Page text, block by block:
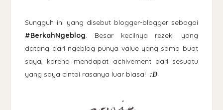
Sungguh ini yang disebut blogger-blogger sebagai
#BerkahNgeblog. Besar kecilnya rezeki yang
datang dari ngeblog punya value yang sama buat
saya, karena mendapat achivement dari sesuatu
yang saya cintai rasanya luar biasa!:D